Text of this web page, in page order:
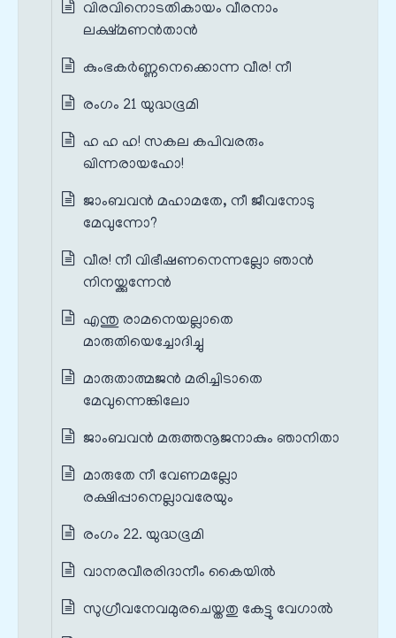
വിരവിനൊടതികായം വീരനാം
ലക്ഷ്മണൻതാൻ
കുംഭകർണ്ണനെക്കൊന്ന വീര! നീ
രംഗം 21 യുദ്ധഭൂമി
ഹ ഹ ഹ! സകല കപിവരരും
ഖിന്നരായഹോ!
ജാംബവൻ മഹാമതേ, നീ ജീവനോടു
മേവുന്നോ?
വീര! നീ വിഭീഷണനെന്നല്ലോ ഞാൻ
നിനയ്ക്കുന്നേൻ
എന്തു രാമനെയല്ലാതെ
മാരുതിയെച്ചോദിച്ചു
മാരുതാത്മജൻ മരിച്ചിടാതെ
മേവുന്നെങ്കിലോ
ജാംബവൻ മരുത്തനൂജനാകും ഞാനിതാ
മാരുതേ നീ വേണമല്ലോ
രക്ഷിപ്പാനെല്ലാവരേയും
രംഗം 22. യുദ്ധഭൂമി
വാനരവീരരിദാനീം കൈയിൽ
സുഗ്രീവനേവമുരചെയ്തതു കേട്ടു വേഗാൽ